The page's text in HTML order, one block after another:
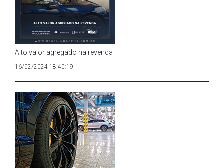
Alto valor agregado na revenda
16/02/2024 18:40:19